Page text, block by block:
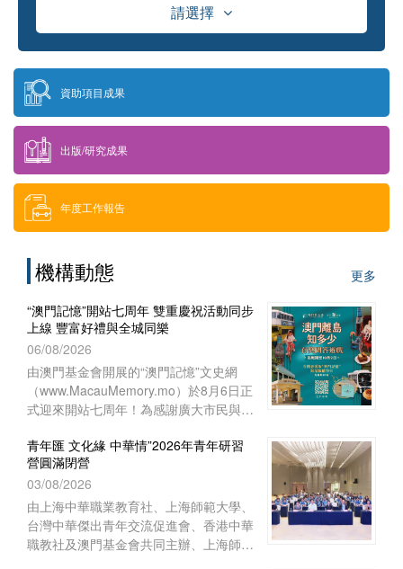
請選擇
資助
獎學金
供應商資料庫及採購資訊發佈平台
借用場地
下載區
索取門票
招聘消息
資助項目成果
出版/研究成果
年度工作報告
機構動態
更多
“澳門記憶”開站七周年 雙重慶祝活動同步
上線 豐富好禮與全城同樂
06/08/2026
由澳門基金會開展的“澳門記憶”文史網
（www.MacauMemory.mo）於8月6日正
式迎來開站七周年！為感謝廣大市民與讀
日這天起，隆重推出兩項互動慶祝活動
──Facebook 官方專頁“七周年
Giveaway”互動遊戲以及“澳門離島知多
少”線上問答遊戲，以豐富好禮與全城同
樂！
青年匯 文化緣 中華情”2026年青年研習
營圓滿閉營
03/08/2026
由上海中華職業教育社、上海師範大學、
台灣中華傑出青年交流促進會、香港中華
職教社及澳門基金會共同主辦、上海師範